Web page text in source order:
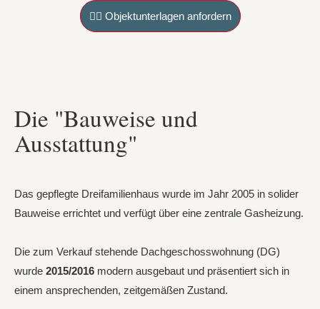
👉🏻 Objektunterlagen anfordern
Die "Bauweise und
Ausstattung"
Das gepflegte Dreifamilienhaus wurde im Jahr 2005 in solider
Bauweise errichtet und verfügt über eine zentrale Gasheizung.
Die zum Verkauf stehende Dachgeschosswohnung (DG)
wurde 2015/2016 modern ausgebaut und präsentiert sich in
einem ansprechenden, zeitgemäßen Zustand.